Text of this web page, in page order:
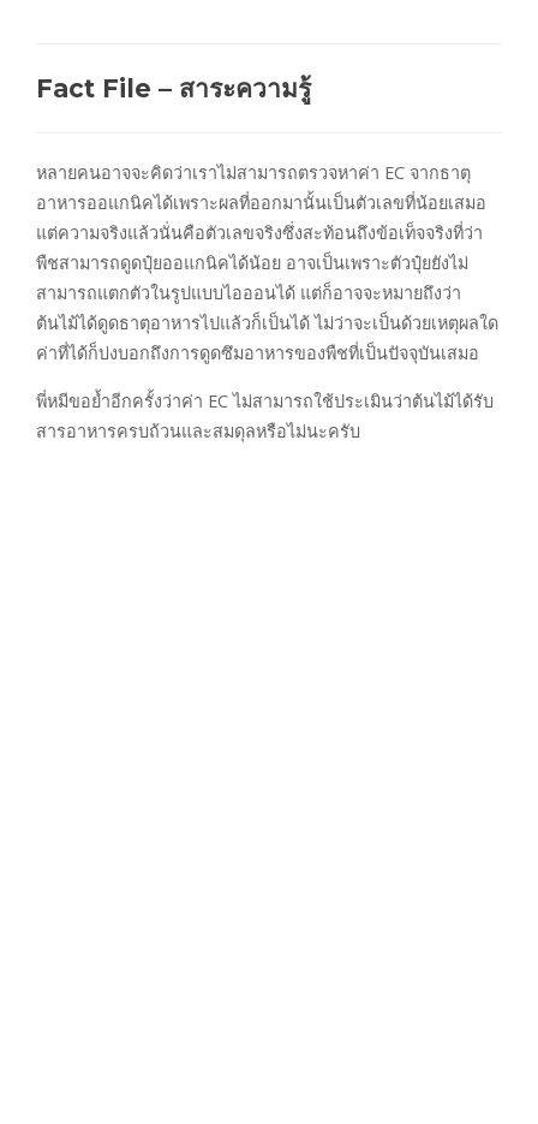
Fact File – สาระความรู้
หลายคนอาจจะคิดว่าเราไม่สามารถตรวจหาค่า EC จากธาตุ
อาหารออแกนิคได้เพราะผลที่ออกมานั้นเป็นตัวเลขที่น้อยเสมอ
แต่ความจริงแล้วนั่นคือตัวเลขจริงซึ่งสะท้อนถึงข้อเท็จจริงที่ว่า
พืชสามารถดูดปุ๋ยออแกนิคได้น้อย อาจเป็นเพราะตัวปุ๋ยยังไม่
สามารถแตกตัวในรูปแบบไอออนได้ แต่ก็อาจจะหมายถึงว่า
ต้นไม้ได้ดูดธาตุอาหารไปแล้วก็เป็นได้ ไม่ว่าจะเป็นด้วยเหตุผลใด
ค่าที่ได้ก็บ่งบอกถึงการดูดซึมอาหารของพืชที่เป็นปัจจุบันเสมอ
พี่หมีขอย้ำอีกครั้งว่าค่า EC ไม่สามารถใช้ประเมินว่าต้นไม้ได้รับ
สารอาหารครบถ้วนและสมดุลหรือไม่นะครับ